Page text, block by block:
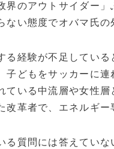
のアウトサイダー」
ない態度でオバマ氏の
経験が不足してい
子どもをサッカーに
ている中流層や女性
改革者で、エネルギー
る質問には答えてい